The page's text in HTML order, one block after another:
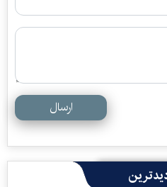
ارسال